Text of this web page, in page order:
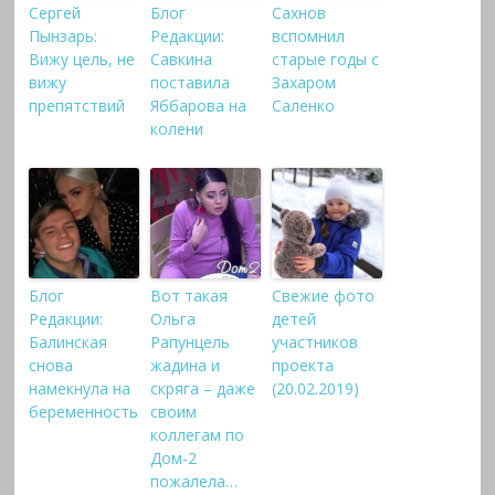
Сергей
Пынзарь:
Вижу цель, не
вижу
препятствий
Блог
Редакции:
Савкина
поставила
Яббарова на
колени
Сахнов
вспомнил
старые годы с
Захаром
Саленко
Блог
Редакции:
Балинская
снова
намекнула на
беременность
Вот такая
Ольга
Рапунцель
жадина и
скряга – даже
своим
коллегам по
Дом-2
пожалела…
Свежие фото
детей
участников
проекта
(20.02.2019)